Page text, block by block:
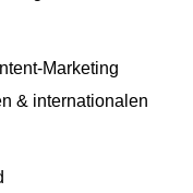
Marketing
& internationalen